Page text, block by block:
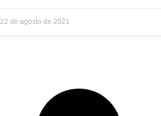
22 de agosto de 2021